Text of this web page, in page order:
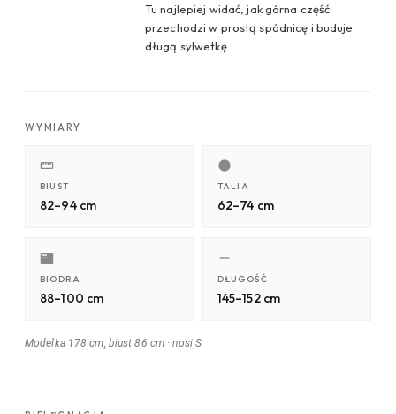
Tu najlepiej widać, jak górna część
przechodzi w prostą spódnicę i buduje
długą sylwetkę.
WYMIARY
BIUST
82–94 cm
TALIA
62–74 cm
BIODRA
88–100 cm
DŁUGOŚĆ
145–152 cm
Modelka 178 cm, biust 86 cm ·nosi S